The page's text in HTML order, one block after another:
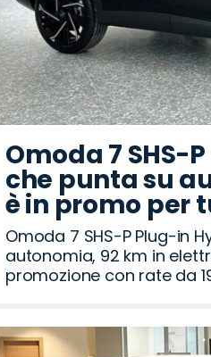
Omoda 7 SHS-
che punta su
è in promo per
Omoda 7 SHS-P Plug-in
autonomia, 92 km in
promozione con rate da